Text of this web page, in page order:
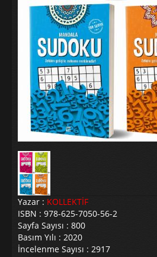
Yazar : KOLLEKTİF
ISBN : 978-625-7050-56-2
Sayfa Sayısı : 800
Basım Yılı : 2020
İncelenme Sayısı : 2917